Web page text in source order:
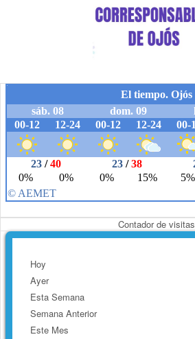
Contador de visitas
Hoy
Ayer
Esta Semana
Semana Anterior
Este Mes